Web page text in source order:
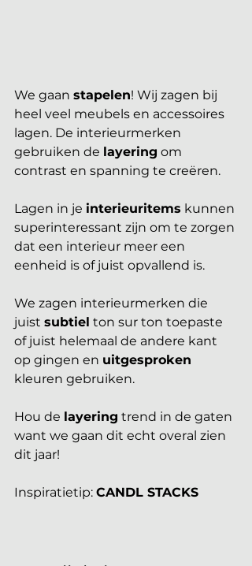
We gaan stapelen! Wij zagen bij
heel veel meubels en accessoires
lagen. De interieurmerken
gebruiken de layering om
contrast en spanning te creëren.
Lagen in je interieuritems kunnen
superinteressant zijn om te zorgen
dat een interieur meer een
eenheid is of juist opvallend is.
We zagen interieurmerken die
juist subtiel ton sur ton toepaste
of juist helemaal de andere kant
op gingen en uitgesproken
kleuren gebruiken.
Hou de layering trend in de gaten
want we gaan dit echt overal zien
dit jaar!
Inspiratietip: CANDL STACKS